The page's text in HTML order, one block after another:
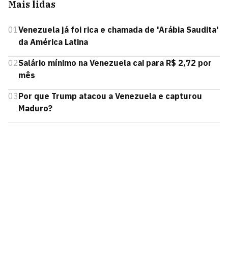
Mais lidas
01Venezuela já foi rica e chamada de 'Arábia Saudita'
da América Latina
02Salário mínimo na Venezuela cai para R$ 2,72 por
mês
03Por que Trump atacou a Venezuela e capturou
Maduro?